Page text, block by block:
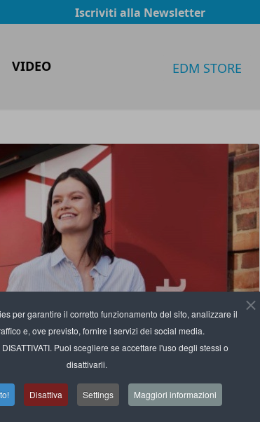
per garantire il corretto funzionamento del sito, analizzare il
e, ove previsto, fornire i servizi dei social media.
Puoi scegliere se accettare l'uso degli stessi o
disattivarli.
Disattiva Settings Maggiori informazioni
Iscriviti alla Newsletter
VIDEO EDM STORE